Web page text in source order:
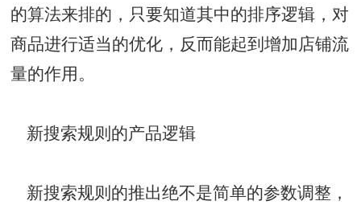
的算法来排的，只要知道其中的排序逻辑，对
商品进行适当的优化，反而能起到增加店铺流
量的作用。
新搜索规则的产品逻辑
新搜索规则的推出绝不是简单的参数调整，